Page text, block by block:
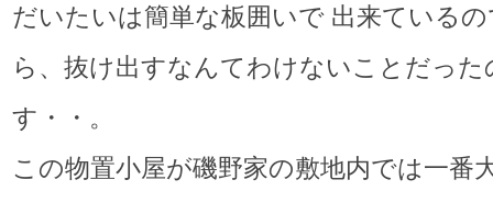
だいたいは簡単な板囲いで 出来ている
ら、抜け出すなんてわけないことだった
す・・。
この物置小屋が磯野家の敷地内では一番